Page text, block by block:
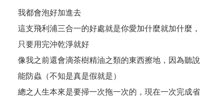
我都會泡好加進去
這支飛利浦三合一的好處就是你愛加什麼就加什麼，
只要用完沖乾淨就好
像我之前還會滴茶樹精油之類的東西擦地，因為聽說
能防蟲（不知是真是假就是）
總之人生本來是要掃一次拖一次的，現在一次完成省